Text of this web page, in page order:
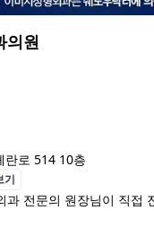
의원
란로 514 10층
기
과 전문의 원장님이 직접